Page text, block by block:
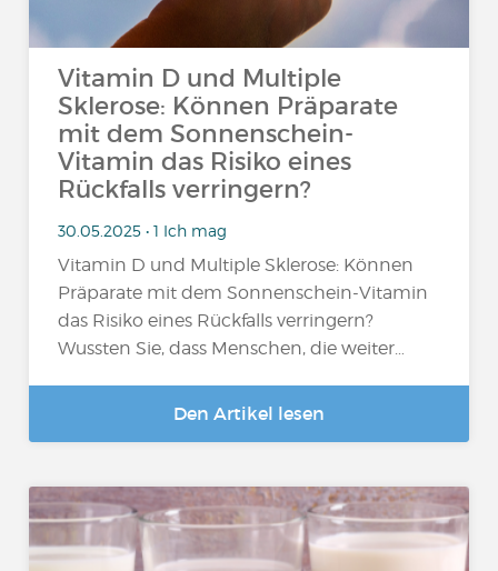
Vitamin D und Multiple
Sklerose: Können Präparate
mit dem Sonnenschein-
Vitamin das Risiko eines
Rückfalls verringern?
30.05.2025 • 1 Ich mag
Vitamin D und Multiple Sklerose: Können
Präparate mit dem Sonnenschein-Vitamin
das Risiko eines Rückfalls verringern?
Wussten Sie, dass Menschen, die weiter…
Den Artikel lesen